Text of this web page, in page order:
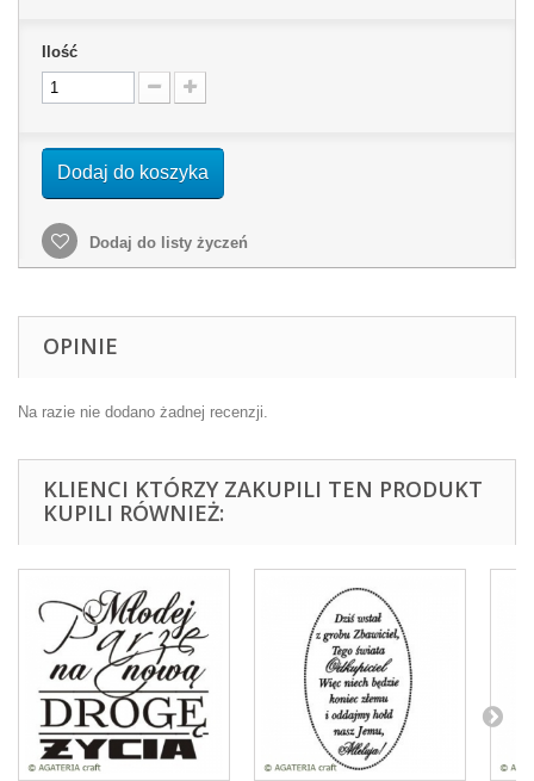
Ilość
Dodaj do koszyka
Dodaj do listy życzeń
OPINIE
Na razie nie dodano żadnej recenzji.
KLIENCI KTÓRZY ZAKUPILI TEN PRODUKT
KUPILI RÓWNIEŻ: